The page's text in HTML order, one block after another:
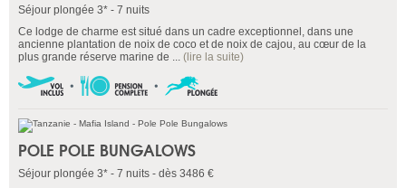
Séjour plongée 3* - 7 nuits
Ce lodge de charme est situé dans un cadre exceptionnel, dans une
ancienne plantation de noix de coco et de noix de cajou, au cœur de la
plus grande réserve marine de ... (lire la suite)
POLE POLE BUNGALOWS
Séjour plongée 3* - 7 nuits - dès 3486 €